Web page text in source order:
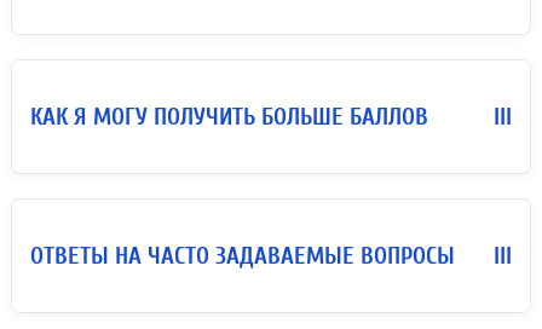
КАК Я МОГУ ПОЛУЧИТЬ БОЛЬШЕ БАЛЛОВ III
ОТВЕТЫ НА ЧАСТО ЗАДАВАЕМЫЕ ВОПРОСЫ III